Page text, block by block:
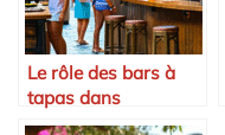
Le rôle des bars à
tapas dans
l’économie locale